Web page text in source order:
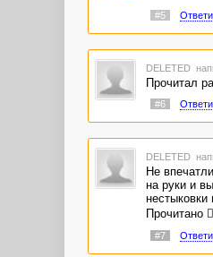
#5
DELETED
Прочитал
#6
DELETED
Не
на руки и
нестыковки
Прочитано
#7